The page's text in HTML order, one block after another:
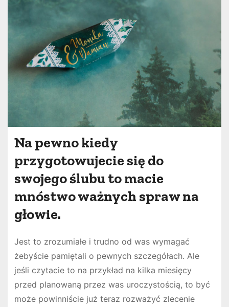
Na pewno kiedy
przygotowujecie się do
swojego ślubu to macie
mnóstwo ważnych spraw na
głowie.
Jest to zrozumiałe i trudno od was wymagać
żebyście pamiętali o pewnych szczegółach. Ale
jeśli czytacie to na przykład na kilka miesięcy
przed planowaną przez was uroczystością, to być
może powinniście już teraz rozważyć zlecenie